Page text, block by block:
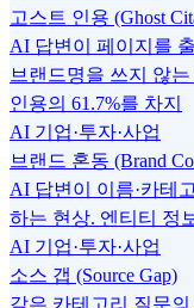
고스트 인용 (Ghost
AI 답변이 페이지를
브랜드명을 쓰지 않
인용의 61.7%를 차지
AI 기업·투자·사업
브랜드 혼동 (Brand
AI 답변이 이름·카테
하는 현상. 엔티티 정
AI 기업·투자·사업
소스 갭 (Source Gap)
같은 카테고리 질문